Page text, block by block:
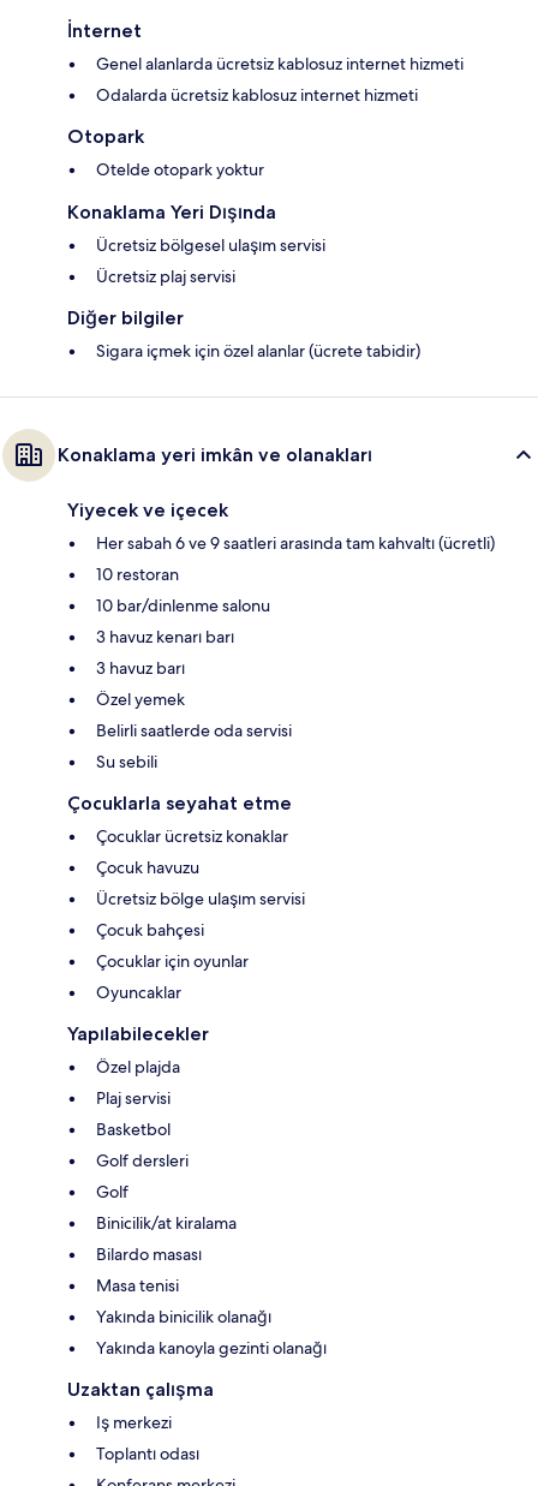
İnternet
Genel alanlarda ücretsiz kablosuz internet hizmeti
Odalarda ücretsiz kablosuz internet hizmeti
Otopark
Otelde otopark yoktur
Konaklama Yeri Dışında
Ücretsiz bölgesel ulaşım servisi
Ücretsiz plaj servisi
Diğer bilgiler
Sigara içmek için özel alanlar (ücrete tabidir)
Konaklama yeri imkân ve olanakları
Yiyecek ve içecek
Her sabah 6 ve 9 saatleri arasında tam kahvaltı (ücretli)
10 restoran
10 bar/dinlenme salonu
3 havuz kenarı barı
3 havuz barı
Özel yemek
Belirli saatlerde oda servisi
Su sebili
Çocuklarla seyahat etme
Çocuklar ücretsiz konaklar
Çocuk havuzu
Ücretsiz bölge ulaşım servisi
Çocuk bahçesi
Çocuklar için oyunlar
Oyuncaklar
Yapılabilecekler
Özel plajda
Plaj servisi
Basketbol
Golf dersleri
Golf
Binicilik/at kiralama
Bilardo masası
Masa tenisi
Yakında binicilik olanağı
Yakında kanoyla gezinti olanağı
Uzaktan çalışma
Iş merkezi
Toplantı odası